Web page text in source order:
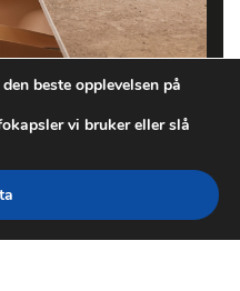
beste opplevelsen på
vi bruker eller slå